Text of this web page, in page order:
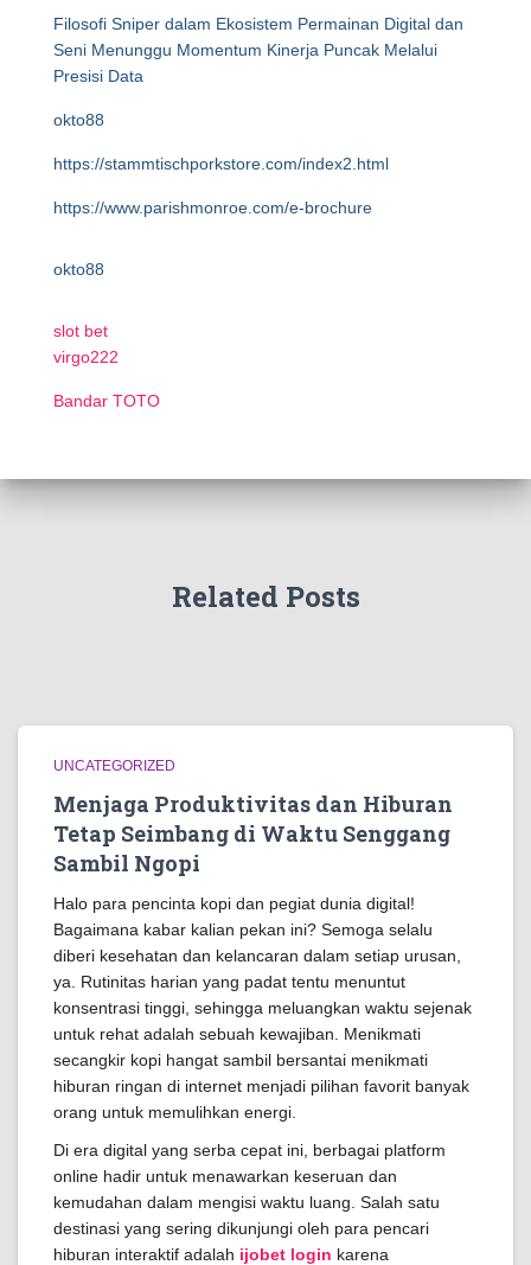
Filosofi Sniper dalam Ekosistem Permainan Digital dan
Seni Menunggu Momentum Kinerja Puncak Melalui
Presisi Data
okto88
https://stammtischporkstore.com/index2.html
https://www.parishmonroe.com/e-brochure
okto88
slot bet
virgo222
Bandar TOTO
Related Posts
UNCATEGORIZED
Menjaga Produktivitas dan Hiburan
Tetap Seimbang di Waktu Senggang
Sambil Ngopi
Halo para pencinta kopi dan pegiat dunia digital!
Bagaimana kabar kalian pekan ini? Semoga selalu
diberi kesehatan dan kelancaran dalam setiap urusan,
ya. Rutinitas harian yang padat tentu menuntut
konsentrasi tinggi, sehingga meluangkan waktu sejenak
untuk rehat adalah sebuah kewajiban. Menikmati
secangkir kopi hangat sambil bersantai menikmati
hiburan ringan di internet menjadi pilihan favorit banyak
orang untuk memulihkan energi.
Di era digital yang serba cepat ini, berbagai platform
online hadir untuk menawarkan keseruan dan
kemudahan dalam mengisi waktu luang. Salah satu
destinasi yang sering dikunjungi oleh para pencari
hiburan interaktif adalah ijobet login karena